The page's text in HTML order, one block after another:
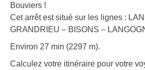
Bouviers !
Cet arrêt est situé sur les lignes :
GRANDRIEU – BISONS –
Environ 27 min (2297 m).
Calculez votre itinéraire pour votre